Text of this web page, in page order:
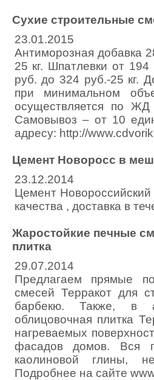
Сухие строительные
23.01.2015
Антиморозная добавка
25 кг. Шпатлевки от
руб. до 324 руб.-25 кг.
при минимальном
осуществляется по
Самовывоз – от 10
адресу: http://
Цемент Новоросс в
23.12.2014
Цемент
качества , доставка в
Жаростойкие печные
плитка
29.07.2014
Предлагаем прямые
смесей Терракот для
барбекю. Также, в
облицовочная плитка
нагреваемых
фасадов домов. Вся
каолиновой глины,
Подробнее на сайте